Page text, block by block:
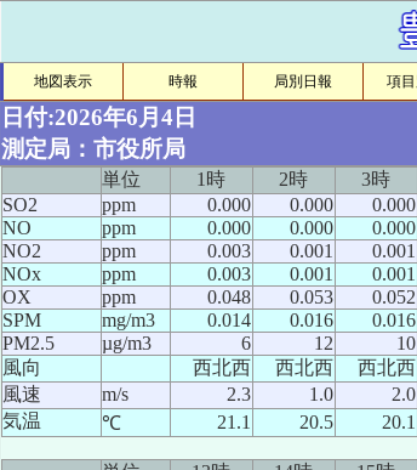
地図表示 時報 局別日報 項
日付:2026年6月4日
測定局：市役所局
単位 1時 2時 3時
SO2
ppm 0.000 0.000 0.000
NO
ppm 0.000 0.000 0.000
NO2
ppm 0.003 0.001 0.001
NOx
ppm 0.003 0.001 0.001
OX
ppm 0.048 0.053 0.052
SPM
mg/m3 0.014 0.016 0.016
PM2.5
µg/m3 6 12 10
風向
西北西 西北西 西北西
風速
m/s 2.3 1.0 2.0
気温
℃ 21.1 20.5 20.1